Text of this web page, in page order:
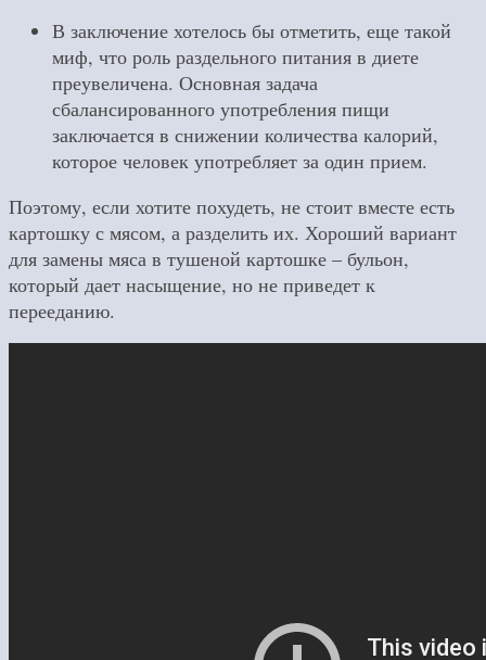
В заключение хотелось бы отметить, еще такой
миф, что роль раздельного питания в диете
преувеличена. Основная задача
сбалансированного употребления пищи
заключается в снижении количества калорий,
которое человек употребляет за один прием.
Поэтому, если хотите похудеть, не стоит вместе есть
картошку с мясом, а разделить их. Хороший вариант
для замены мяса в тушеной картошке – бульон,
который дает насыщение, но не приведет к
перееданию.